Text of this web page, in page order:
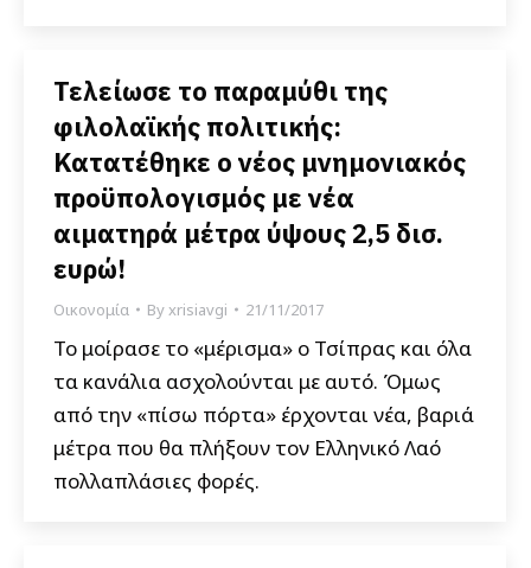
Τελείωσε το παραμύθι της
φιλολαϊκής πολιτικής:
Κατατέθηκε ο νέος μνημονιακός
προϋπολογισμός με νέα
αιματηρά μέτρα ύψους 2,5 δισ.
ευρώ!
Οικονομία Byxrisiavgi 21/11/2017
Το μοίρασε το «μέρισμα» ο Τσίπρας και όλα
τα κανάλια ασχολούνται με αυτό. Όμως
από την «πίσω πόρτα» έρχονται νέα, βαριά
μέτρα που θα πλήξουν τον Ελληνικό Λαό
πολλαπλάσιες φορές.